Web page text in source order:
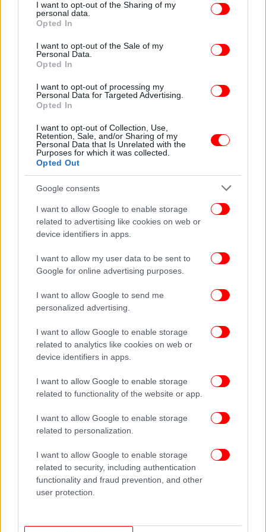
not limited to your visit or usage behaviour. You may click to
grant or deny consent to Google and its third-party tags to
use your data for below specified purposes in below Google
consent section.
I want to opt-out of the Sharing of my
personal data.
Opted In
I want to opt-out of the Sale of my
Personal Data.
Opted In
I want to opt-out of processing my
Personal Data for Targeted Advertising.
Opted In
I want to opt-out of Collection, Use,
Retention, Sale, and/or Sharing of my
Personal Data that Is Unrelated with the
Purposes for which it was collected.
Opted Out
Google consents
I want to allow Google to enable storage
related to advertising like cookies on web or
device identifiers in apps.
I want to allow my user data to be sent to
Google for online advertising purposes.
I want to allow Google to send me
personalized advertising.
I want to allow Google to enable storage
related to analytics like cookies on web or
device identifiers in apps.
I want to allow Google to enable storage
related to functionality of the website or app.
I want to allow Google to enable storage
related to personalization.
I want to allow Google to enable storage
related to security, including authentication
functionality and fraud prevention, and other
user protection.
Εκτός από την «γκαλερί», εντοπίστηκαν τρία
εργαστήρια κατασκευής πλαστών πινάκων που
συνδέονται με τους δύο συλληφθέντες άντρες.
Όπως έγινε γνωστό, πρωταγωνιστικός ρόλος στη
δράση του κυκλώματος αποδίδεται στον πρώτο
κατηγορούμενο, ο οποίος φαίνεται να εμφανιζόταν
ως έγκριτος και φερέγγυος μεσάζων, πείθοντας